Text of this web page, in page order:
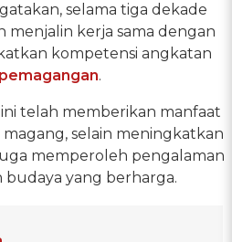
selama tiga dekade
menjalin kerja sama dengan
kompetensi angkatan
.
telah memberikan manfaat
magang, selain meningkatkan
memperoleh pengalaman
yang berharga.